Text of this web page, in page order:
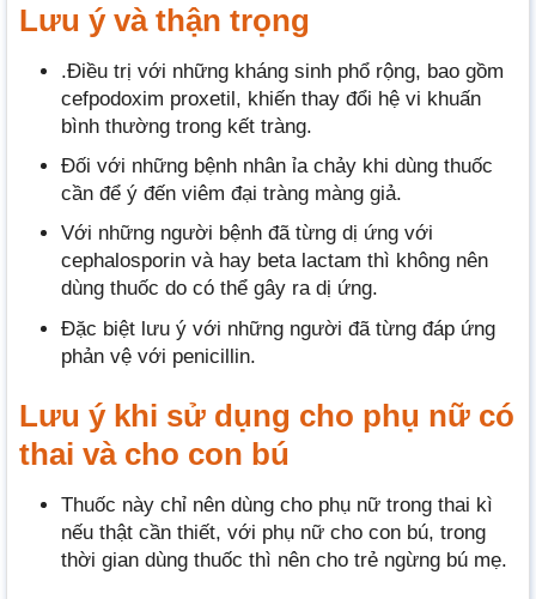
Lưu ý và thận trọng
.Điều trị với những kháng sinh phổ rộng, bao gồm
cefpodoxim proxetil, khiến thay đổi hệ vi khuấn
bình thường trong kết tràng.
Đối với những bệnh nhân ỉa chảy khi dùng thuốc
cần để ý đến viêm đại tràng màng giả.
Với những người bệnh đã từng dị ứng với
cephalosporin và hay beta lactam thì không nên
dùng thuốc do có thể gây ra dị ứng.
Đặc biệt lưu ý với những người đã từng đáp ứng
phản vệ với penicillin.
Lưu ý khi sử dụng cho phụ nữ có
thai và cho con bú
Thuốc này chỉ nên dùng cho phụ nữ trong thai kì
nếu thật cần thiết, với phụ nữ cho con bú, trong
thời gian dùng thuốc thì nên cho trẻ ngừng bú mẹ.